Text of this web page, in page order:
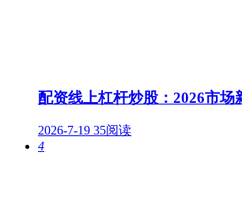
配资线上杠杆炒股：2026市场
2026-7-19 35阅读
4